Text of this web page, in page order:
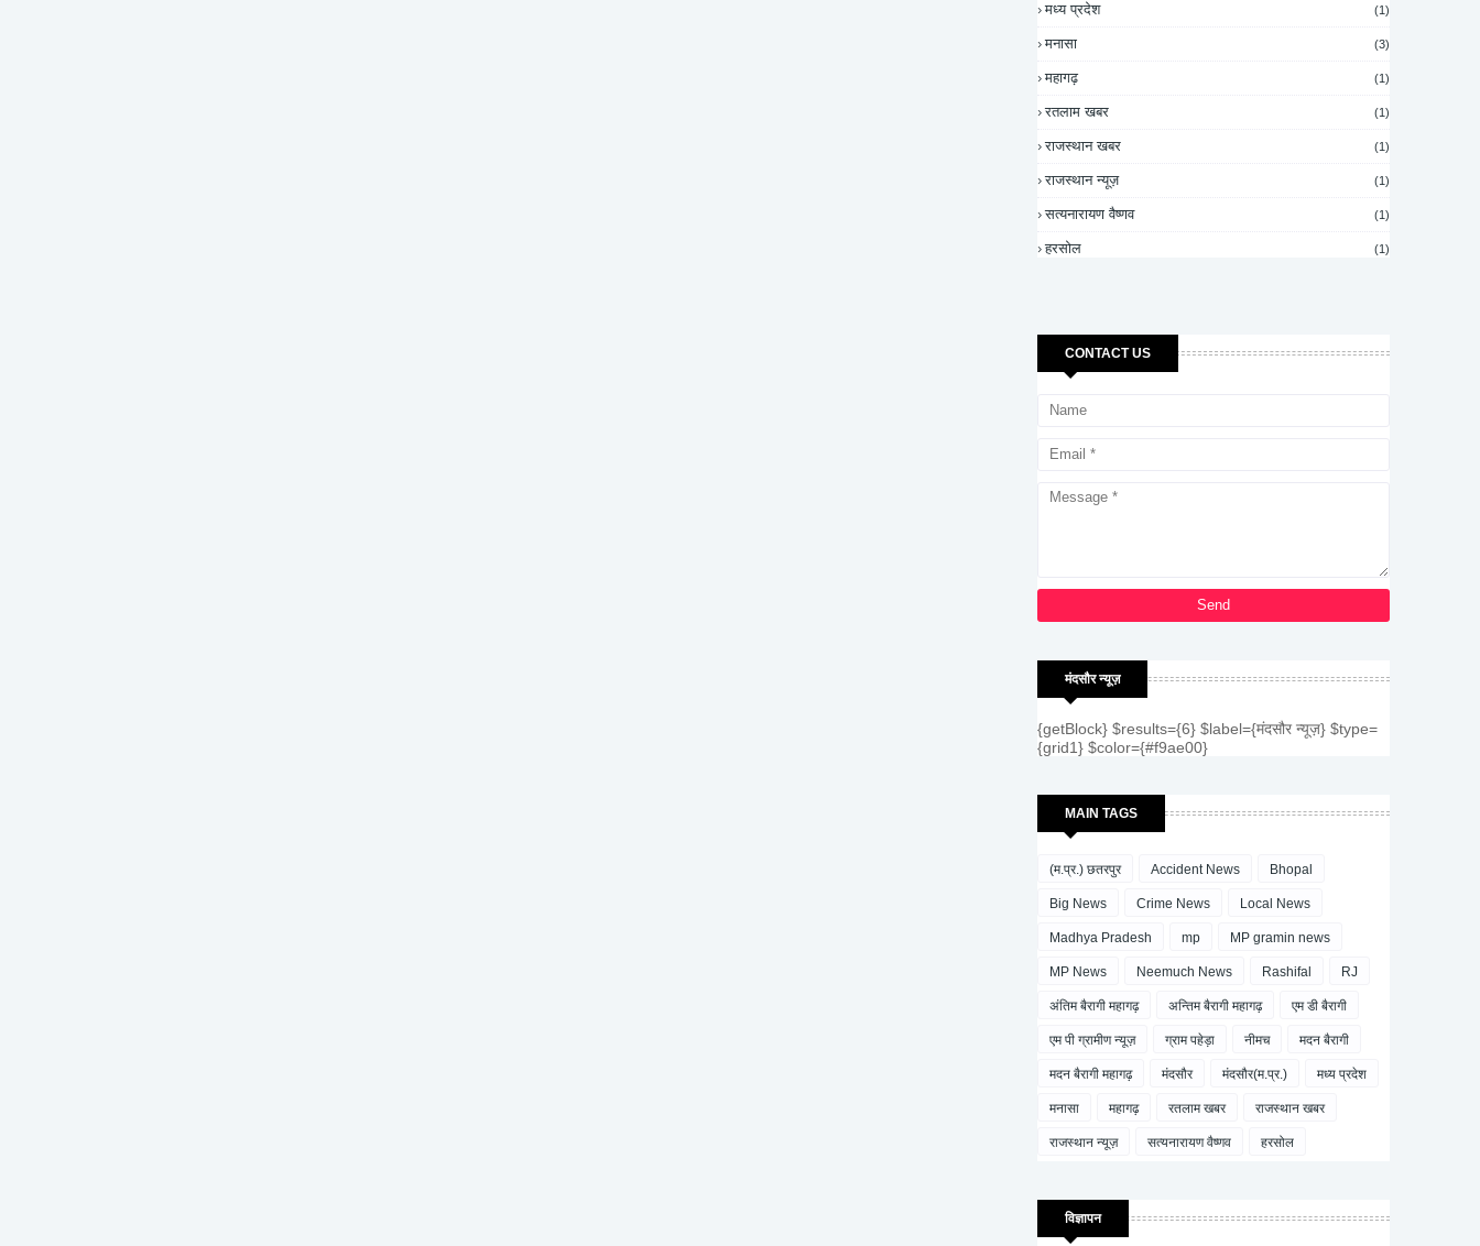
मध्य प्रदेश (1)
मनासा (3)
महागढ़ (1)
रतलाम खबर (1)
राजस्थान खबर (1)
राजस्थान न्यूज़ (1)
सत्यनारायण वैष्णव (1)
हरसोल (1)
CONTACT US
मंदसौर न्यूज़
{getBlock} $results={6} $label={मंदसौर न्यूज़} $type=
{grid1} $color={#f9ae00}
MAIN TAGS
(म.प्र.) छतरपुर Accident News Bhopal
Big News Crime News Local News
Madhya Pradesh mp MP gramin news
MP News Neemuch News Rashifal RJ
अंतिम बैरागी महागढ़ अन्तिम बैरागी महागढ़ एम डी बैरागी
एम पी ग्रामीण न्यूज़ ग्राम पहेड़ा नीमच मदन बैरागी
मदन बैरागी महागढ़ मंदसौर मंदसौर(म.प्र.) मध्य प्रदेश
मनासा महागढ़ रतलाम खबर राजस्थान खबर
राजस्थान न्यूज़ सत्यनारायण वैष्णव हरसोल
विज्ञापन